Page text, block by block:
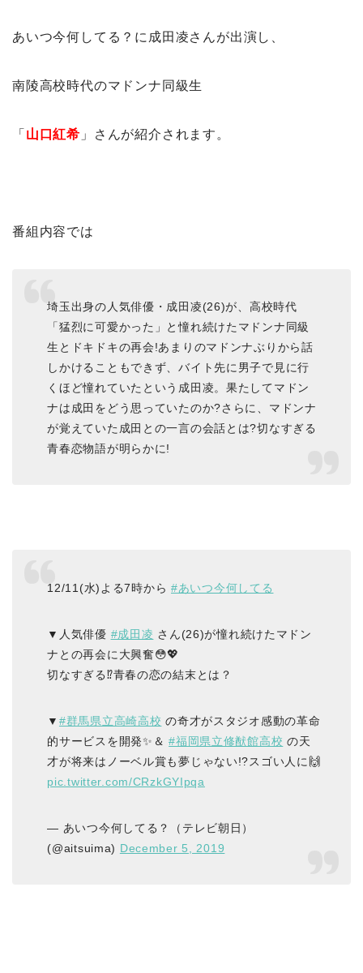
あいつ今何してる？に成田凌さんが出演し、
南陵高校時代のマドンナ同級生
「 山口紅希 」さんが紹介されます。
番組内容では
埼玉出身の人気俳優・成田凌(26)が、高校時代
「猛烈に可愛かった」と憧れ続けたマドンナ同級
生とドキドキの再会!あまりのマドンナぶりから話
しかけることもできず、バイト先に男子で見に行
くほど憧れていたという成田凌。果たしてマドン
ナは成田をどう思っていたのか?さらに、マドンナ
が覚えていた成田との一言の会話とは?切なすぎる
青春恋物語が明らかに!
12/11(水)よる7時から #あいつ今何してる
▼人気俳優 #成田凌 さん(26)が憧れ続けたマドン
ナとの再会に大興奮😳💖
切なすぎる⁉️青春の恋の結末とは？
▼ #群馬県立高崎高校 の奇才がスタジオ感動の革命
的サービスを開発✨＆#福岡県立修猷館高校 の天
才が将来はノーベル賞も夢じゃない!?スゴい人に🙌
pic.twitter.com/CRzkGYIpqa
— あいつ今何してる？（テレビ朝日）
(@aitsuima) December 5, 2019